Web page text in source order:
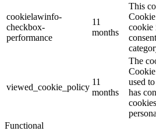
cookielawinfo-
checkbox-
performance
11
months
This
cookie
viewed_cookie_policy
11
months
The
used
has
Functional